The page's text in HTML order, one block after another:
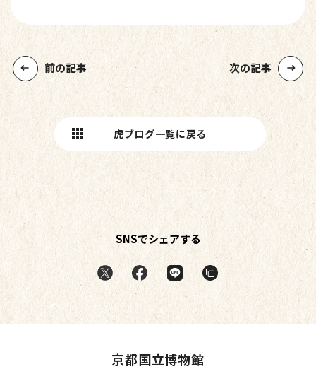
前の記事
虎ブログ一覧に戻る
次の記事
SNSでシェアする
京都国立博物館